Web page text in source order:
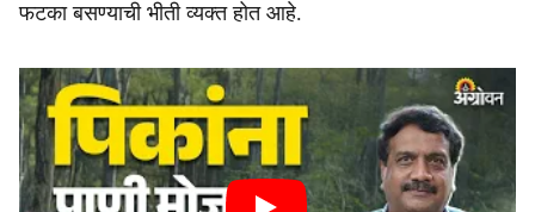
फटका बसण्याची भीती व्यक्त होत आहे.